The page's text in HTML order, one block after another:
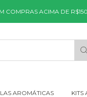
COMPRAS ACIMA DE
AROMÁTICAS KITS